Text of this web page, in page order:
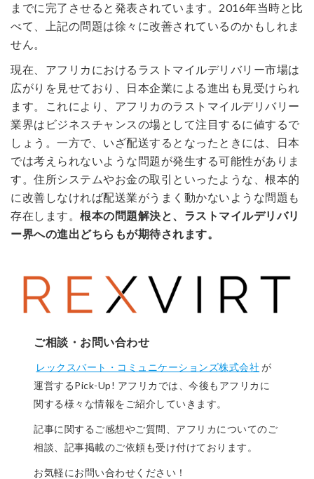
までに完了させると発表されています。2016年当時と比
べて、上記の問題は徐々に改善されているのかもしれま
せん。
現在、アフリカにおけるラストマイルデリバリー市場は
広がりを見せており、日本企業による進出も見受けられ
ます。これにより、アフリカのラストマイルデリバリー
業界はビジネスチャンスの場として注目するに値するで
しょう。一方で、いざ配送するとなったときには、日本
では考えられないような問題が発生する可能性がありま
す。住所システムやお金の取引といったような、根本的
に改善しなければ配送業がうまく動かないような問題も
存在します。 根本の問題解決と、ラストマイルデリバリ
ー界への進出どちらもが期待されます。
ご相談・お問い合わせ
レックスバート・コミュニケーションズ株式会社 が
運営するPick-Up! アフリカでは、今後もアフリカに
関する様々な情報をご紹介していきます。
記事に関するご感想やご質問、アフリカについてのご
相談、記事掲載のご依頼も受け付けております。
お気軽にお問い合わせください！